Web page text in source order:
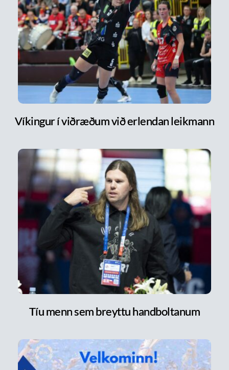
Víkingur í viðræðum við erlendan leikmann
Tíu menn sem breyttu handboltanum